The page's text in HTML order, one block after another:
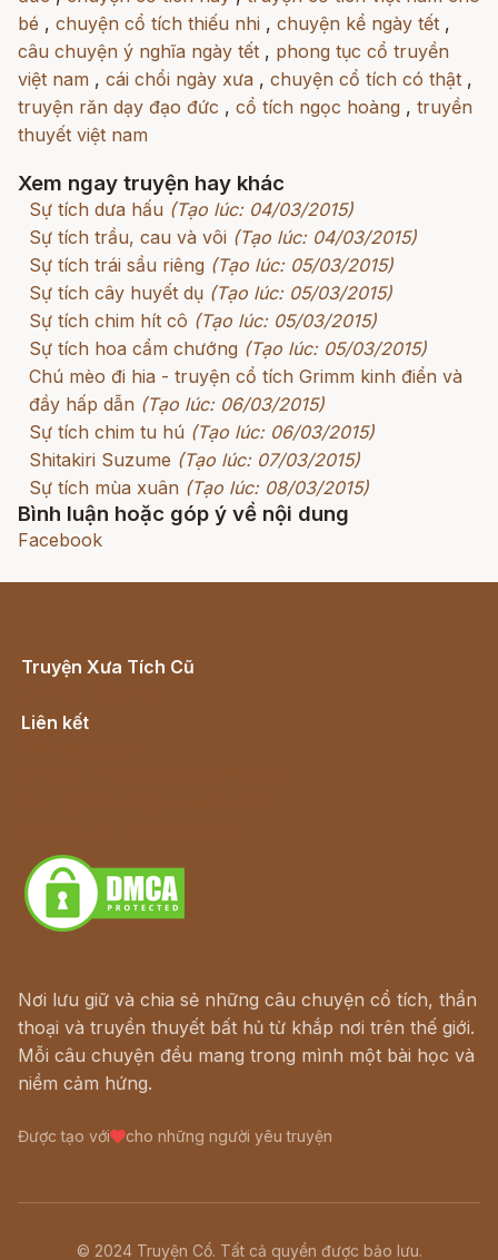
bé , chuyện cổ tích thiếu nhi , chuyện kể ngày tết ,
câu chuyện ý nghĩa ngày tết , phong tục cổ truyền
việt nam , cái chổi ngày xưa , chuyện cổ tích có thật ,
truyện răn dạy đạo đức , cổ tích ngọc hoàng , truyền
thuyết việt nam
Xem ngay truyện hay khác
Sự tích dưa hấu (Tạo lúc: 04/03/2015)
Sự tích trầu, cau và vôi (Tạo lúc: 04/03/2015)
Sự tích trái sầu riêng (Tạo lúc: 05/03/2015)
Sự tích cây huyết dụ (Tạo lúc: 05/03/2015)
Sự tích chim hít cô (Tạo lúc: 05/03/2015)
Sự tích hoa cẩm chướng (Tạo lúc: 05/03/2015)
Chú mèo đi hia - truyện cổ tích Grimm kinh điển và
đầy hấp dẫn (Tạo lúc: 06/03/2015)
Sự tích chim tu hú (Tạo lúc: 06/03/2015)
Shitakiri Suzume (Tạo lúc: 07/03/2015)
Sự tích mùa xuân (Tạo lúc: 08/03/2015)
Bình luận hoặc góp ý về nội dung
Facebook
Truyện Xưa Tích Cũ
Liên kết
Nơi lưu giữ và chia sẻ những câu chuyện cổ tích, thần
thoại và truyền thuyết bất hủ từ khắp nơi trên thế giới.
Mỗi câu chuyện đều mang trong mình một bài học và
niềm cảm hứng.
Được tạo với cho những người yêu truyện
© 2024 Truyện Cổ. Tất cả quyền được bảo lưu.